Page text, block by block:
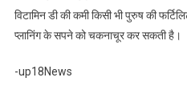
विटामिन डी की कमी किसी भी पुरुष की
प्लानिंग के सपने को चकनाचूर कर सकती है।
-up18News